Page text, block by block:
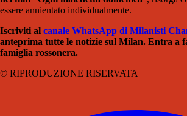
essere annientato individualmente.
Iscriviti al canale WhatsApp di Milanisti
anteprima tutte le notizie sul Milan. Entra a
famiglia rossonera.
© RIPRODUZIONE RISERVATA